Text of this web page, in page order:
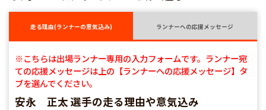
走る理由(ランナーの意気込み) ランナーへの応援メッセージ
※こちらは出場ランナー専用の入力フォームです。ランナー宛
ての応援メッセージは上の【ランナーへの応援メッセージ】タ
ブを選んでください。
安永 正太 選手の走る理由や意気込み